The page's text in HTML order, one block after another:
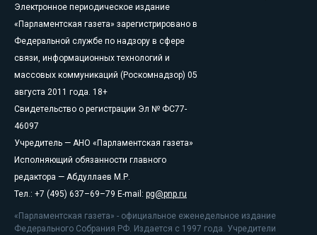
Электронное периодическое издание
«Парламентская газета» зарегистрировано в
Федеральной службе по надзору в сфере
связи, информационных технологий и
массовых коммуникаций (Роскомнадзор) 05
августа 2011 года. 18+
Свидетельство о регистрации Эл № ФС77-
46097
Учредитель — АНО «Парламентская газета»
Исполняющий обязанности главного
редактора — Абдуллаев М.Р.
Тел.: +7 (495) 637–69–79 E-mail: pg@pnp.ru
«Парламентская газета» - официальное еженедельное издание
Федерального Собрания РФ. Издается с 1997 года. Учредители